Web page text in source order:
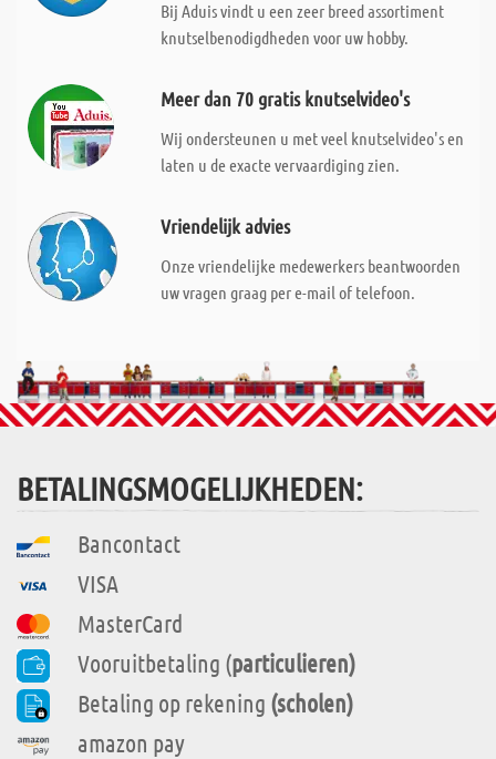
Bij Aduis vindt u een zeer breed assortiment
knutselbenodigdheden voor uw hobby.
Meer dan 70 gratis knutselvideo's
Wij ondersteunen u met veel knutselvideo's en
laten u de exacte vervaardiging zien.
Vriendelijk advies
Onze vriendelijke medewerkers beantwoorden
uw vragen graag per e-mail of telefoon.
BETALINGSMOGELIJKHEDEN:
Bancontact
VISA
MasterCard
Vooruitbetaling (particulieren)
Betaling op rekening (scholen)
amazon pay